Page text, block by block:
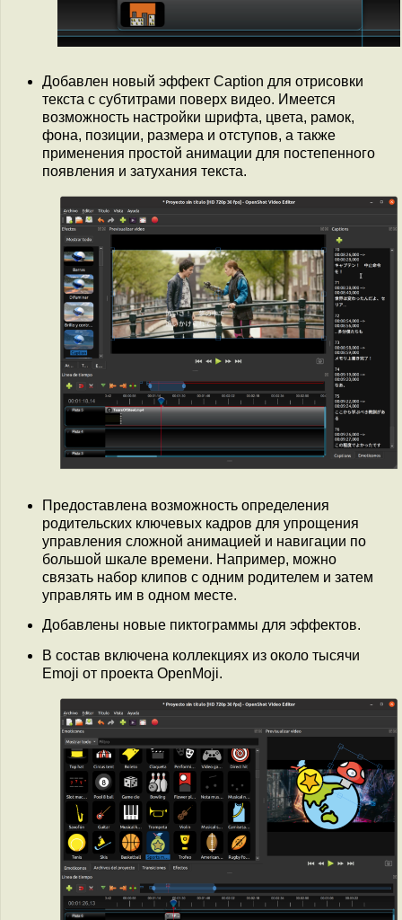
Добавлен новый эффект Caption для отрисовки
текста с субтитрами поверх видео. Имеется
возможность настройки шрифта, цвета, рамок,
фона, позиции, размера и отступов, а также
применения простой анимации для постепенного
появления и затухания текста.
Предоставлена возможность определения
родительских ключевых кадров для упрощения
управления сложной анимацией и навигации по
большой шкале времени. Например, можно
связать набор клипов с одним родителем и затем
управлять им в одном месте.
Добавлены новые пиктограммы для эффектов.
В состав включена коллекциях из около тысячи
Emoji от проекта OpenMoji.